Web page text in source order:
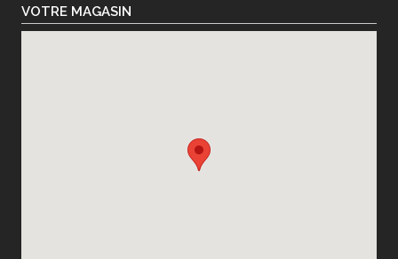
VOTRE MAGASIN